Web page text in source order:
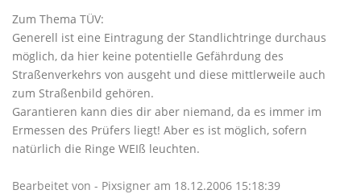
Zum Thema TÜV:
Generell ist eine Eintragung der Standlichtringe durchaus
möglich, da hier keine potentielle Gefährdung des
Straßenverkehrs von ausgeht und diese mittlerweile auch
zum Straßenbild gehören.
Garantieren kann dies dir aber niemand, da es immer im
Ermessen des Prüfers liegt! Aber es ist möglich, sofern
natürlich die Ringe WEIß leuchten.
Bearbeitet von - Pixsigner am 18.12.2006 15:18:39